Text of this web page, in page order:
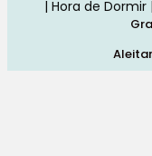
| Hora de Dormir